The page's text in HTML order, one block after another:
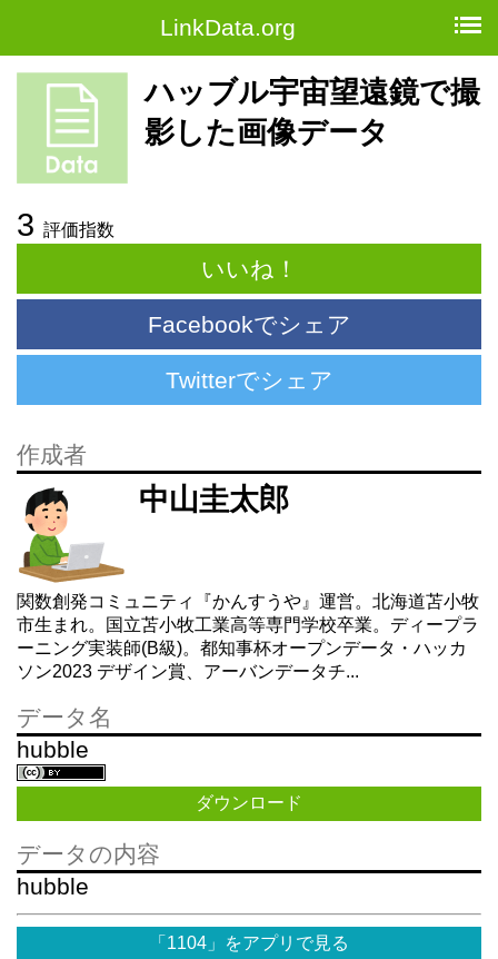
LinkData.org
ハッブル宇宙望遠鏡で撮
影した画像データ
3 評価指数
いいね！
Facebookでシェア
Twitterでシェア
作成者
中山圭太郎
関数創発コミュニティ『かんすうや』運営。北海道苫小牧
市生まれ。国立苫小牧工業高等専門学校卒業。ディープラ
ーニング実装師(B級)。都知事杯オープンデータ・ハッカ
ソン2023 デザイン賞、アーバンデータチ...
データ名
hubble
ダウンロード
データの内容
hubble
「1104」をアプリで見る